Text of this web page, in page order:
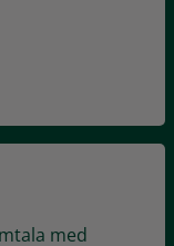
med